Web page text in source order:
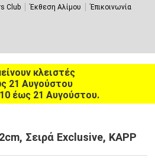
Club Έκθεση Αλίμου Έπικοινωνία
κλειστές
21 Αυγούστου
έως 21 Αυγούστου.
Σειρά Exclusive, KAPP